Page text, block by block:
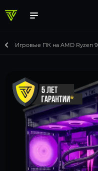
Игровые ПК на AMD Ryzen 9